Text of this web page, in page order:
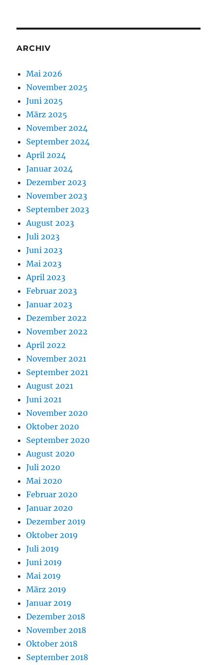
ARCHIV
Mai 2026
November 2025
Juni 2025
März 2025
November 2024
September 2024
April 2024
Januar 2024
Dezember 2023
November 2023
September 2023
August 2023
Juli 2023
Juni 2023
Mai 2023
April 2023
Februar 2023
Januar 2023
Dezember 2022
November 2022
April 2022
November 2021
September 2021
August 2021
Juni 2021
November 2020
Oktober 2020
September 2020
August 2020
Juli 2020
Mai 2020
Februar 2020
Januar 2020
Dezember 2019
Oktober 2019
Juli 2019
Juni 2019
Mai 2019
März 2019
Januar 2019
Dezember 2018
November 2018
Oktober 2018
September 2018